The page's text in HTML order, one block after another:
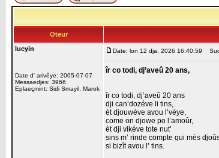
Oteur
lucyin
Date d' arivêye: 2005-07-07
Messaedjes: 3966
Eplaeçmint: Sidi Smayil, Marok
Date: lon 12 dja, 2026 16:40:59
îr co todi, dj’aveû 20 ans,
îr co todi, dj’aveû 20 ans
dji can’dozéve li tins,
èt djouwéve avou l’vèye,
come on djowe po l’amoûr,
èt dji vikéve tote nut’
sins m’ rinde compte qui mès
si bizît avou l’ tins.